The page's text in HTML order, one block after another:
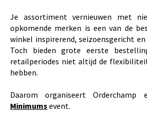
Je assortiment vernieuwen met
opkomende merken is een van de
winkel inspirerend, seizoensgericht
Toch bieden grote eerste
retailperiodes niet altijd de
hebben.
Daarom organiseert
Minimums event.